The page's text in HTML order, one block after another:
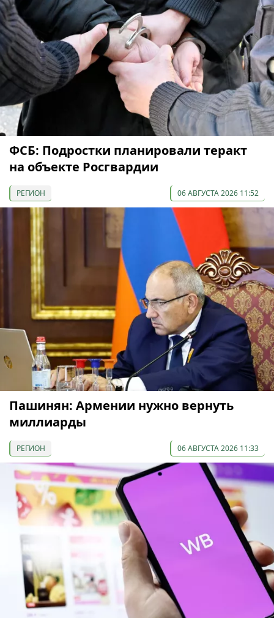
ФСБ: Подростки планировали теракт
на объекте Росгвардии
РЕГИОН 06 АВГУСТА 2026 11:52
Пашинян: Армении нужно вернуть
миллиарды
РЕГИОН 06 АВГУСТА 2026 11:33